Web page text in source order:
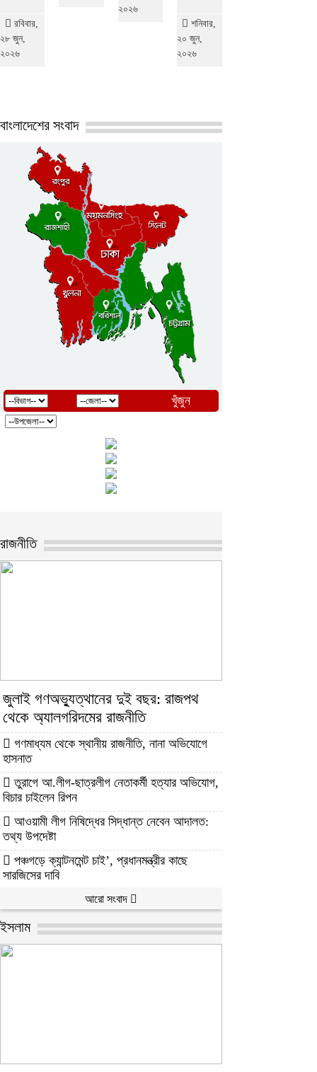
২৮ জুন,
২০২৬
২০২৬
শনিবার,
২০ জুন,
২০২৬
বাংলাদেশের সংবাদ
খুঁজুন
রাজনীতি
জুলাই গণঅভ্যুত্থানের দুই বছর: রাজপথ
থেকে অ্যালগরিদমের রাজনীতি
গণমাধ্যম থেকে স্থানীয় রাজনীতি, নানা অভিযোগে
হাসনাত
তুরাগে আ.লীগ-ছাত্রলীগ নেতাকর্মী হত্যার অভিযোগ,
বিচার চাইলেন রিপন
আওয়ামী লীগ নিষিদ্ধের সিদ্ধান্ত নেবেন আদালত:
তথ্য উপদেষ্টা
পঞ্চগড়ে ক্যান্টনমেন্ট চাই’, প্রধানমন্ত্রীর কাছে
সারজিসের দাবি
আরো সংবাদ
ইসলাম